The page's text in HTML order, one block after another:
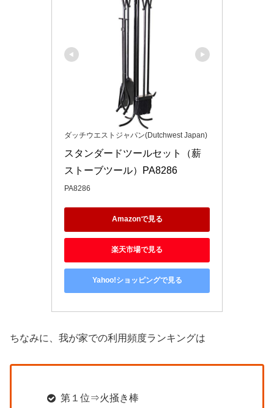
ダッチウエストジャパン(Dutchwest Japan)
スタンダードツールセット（薪
ストーブツール）PA8286
PA8286
Amazonで見る
楽天市場で見る
Yahoo!ショッピングで見る
ちなみに、我が家での利用頻度ランキングは
第１位⇒火掻き棒